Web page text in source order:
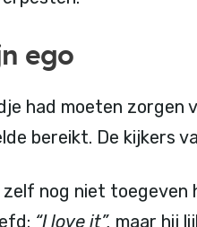
ego
had moeten zorgen
bereikt. De kijkers
zelf nog niet
“I love it”, maar hij